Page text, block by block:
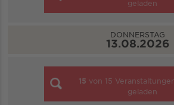
geladen
DONNERSTAG
13.08.2026
15 von 15
geladen